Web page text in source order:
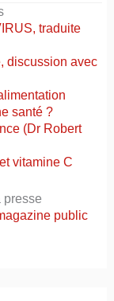
traduite
discussion avec
santé ?
(Dr Robert
vitamine C
presse
public